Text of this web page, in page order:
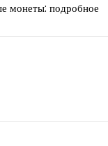
монеты: подробное